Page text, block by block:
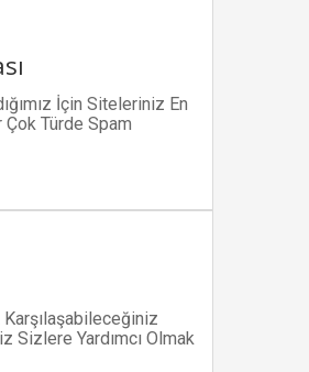
İçin Siteleriniz En
Çok Türde Spam
Sizlere Yardımcı Olmak